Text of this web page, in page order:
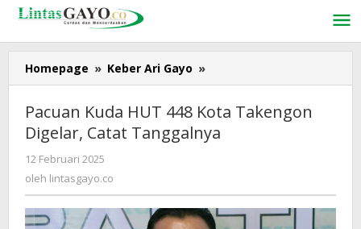
Lewati
konten
Homepage » Keber Ari Gayo »
Kuda
448
Kota
Pacuan Kuda HUT 448 Kota Takengon
Digelar, Catat Tanggalnya
12 Februari 2025
oleh lintasgayo.co